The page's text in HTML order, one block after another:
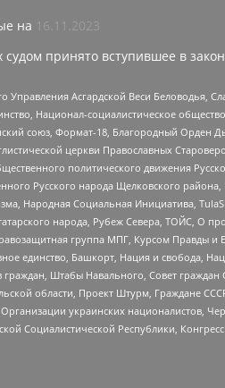
на
16.11.2023
принято вступившее в
Асгардской Веси Беловодья,
Национал-социалистическое
союз, Формат-18, Благородный Орден
церкви Православных
политического движения
Русского народа Щелковского
Народная Социальная Инициатива,
народа, Рубеж Севера, ТОЙС, О
группа МПГ, Курсом Правды и
единство, Башкорт, Нация и свобода,
Штабы Навального, Совет граждан
области, Проект Штурм, Граждане
украинских националистов,
Социалистической Республики,